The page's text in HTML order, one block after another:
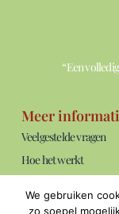
“Een
Meer
Veelgestelde vragen
Hoe het werkt
Blog
We gebruiken
zo soepel